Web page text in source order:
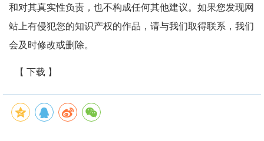
和对其真实性负责，也不构成任何其他建议。如果您发现网
站上有侵犯您的知识产权的作品，请与我们取得联系，我们
会及时修改或删除。
【 下载 】